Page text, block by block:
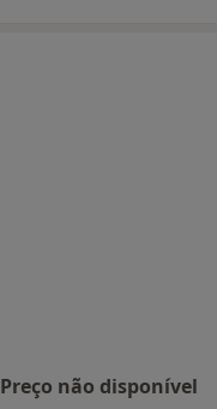
Preço não disponível